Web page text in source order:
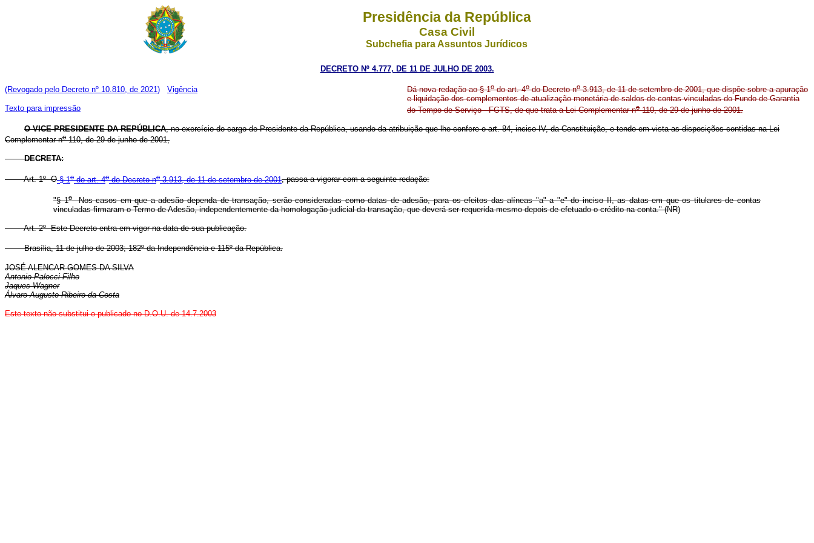
Presidência da República
Casa Civil
Subchefia para Assuntos Jurídicos
DECRETO Nº 4.777, DE 11 DE JULHO DE 2003.
(Revogado pelo Decreto nº 10.810, de 2021) Vigência
Texto para impressão
Dá nova redação ao § 1odo art. 4odo Decreto no3.913, de 11 de setembro de 2001, que dispõe sobre a apuração
e liquidação dos complementos de atualização monetária de saldos de contas vinculadas do Fundo de Garantia
do Tempo de Serviço - FGTS, de que trata a Lei Complementar no110, de 29 de junho de 2001.
O VICE-PRESIDENTE DA REPÚBLICA, no exercício do cargo de Presidente da República, usando da atribuição que lhe confere o art. 84, inciso IV, da Constituição, e tendo em vista as disposições contidas na Lei
Complementar no110, de 29 de junho de 2001,
DECRETA:
Art. 1º O§ 1odo art. 4odo Decreto no3.913, de 11 de setembro de 2001, passa a vigorar com a seguinte redação:
"§ 1oNos casos em que a adesão dependa de transação, serão consideradas como datas de adesão, para os efeitos das alíneas "a" a "e" do inciso II, as datas em que os titulares de contas
vinculadas firmaram o Termo de Adesão, independentemente da homologação judicial da transação, que deverá ser requerida mesmo depois de efetuado o crédito na conta." (NR)
Art. 2º Este Decreto entra em vigor na data de sua publicação.
Brasília, 11 de julho de 2003; 182º da Independência e 115º da República.
JOSÉ ALENCAR GOMES DA SILVA
Antonio Palocci Filho
Jaques Wagner
Álvaro Augusto Ribeiro da Costa
Este texto não substitui o publicado no D.O.U. de 14.7.2003